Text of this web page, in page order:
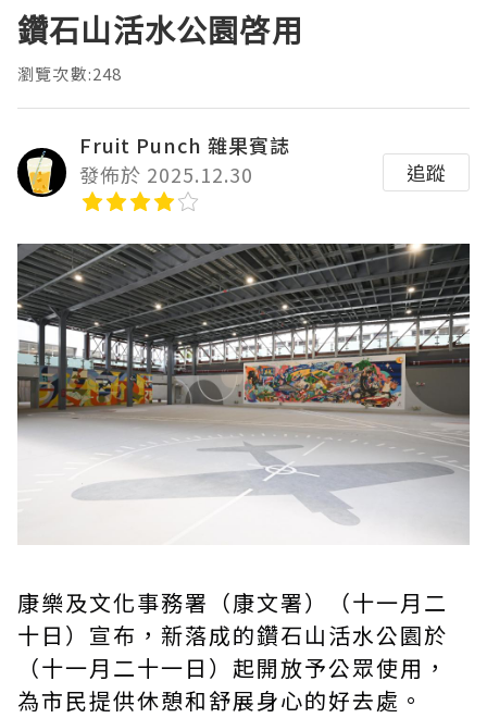
鑽石山活水公園啓用
瀏覽次數:248
Fruit Punch 雜果賓誌
發佈於 2025.12.30
追蹤
康樂及文化事務署（康文署）（十一月二
十日）宣布，新落成的鑽石山活水公園於
（十一月二十一日）起開放予公眾使用，
為市民提供休憩和舒展身心的好去處。